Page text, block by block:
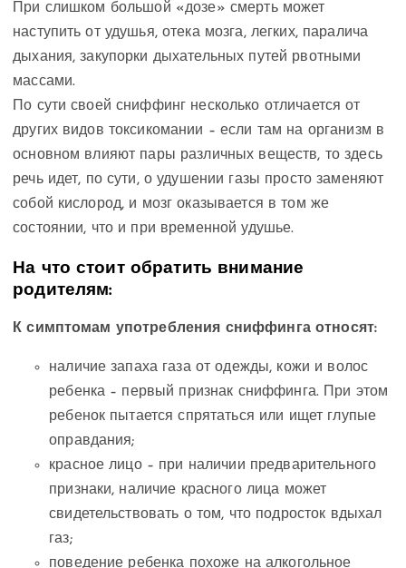
При слишком большой «дозе» смерть может
наступить от удушья, отека мозга, легких, паралича
дыхания, закупорки дыхательных путей рвотными
массами.
По сути своей сниффинг несколько отличается от
других видов токсикомании – если там на организм в
основном влияют пары различных веществ, то здесь
речь идет, по сути, о удушении газы просто заменяют
собой кислород, и мозг оказывается в том же
состоянии, что и при временной удушье.
На что стоит обратить внимание
родителям:
К симптомам употребления сниффинга относят:
наличие запаха газа от одежды, кожи и волос
ребенка – первый признак сниффинга. При этом
ребенок пытается спрятаться или ищет глупые
оправдания;
красное лицо – при наличии предварительного
признаки, наличие красного лица может
свидетельствовать о том, что подросток вдыхал
газ;
поведение ребенка похоже на алкогольное